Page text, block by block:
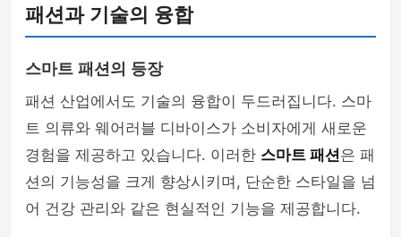
패션과 기술의 융합
스마트 패션의 등장
패션 산업에서도 기술의 융합이 두드러집니다. 스마
트 의류와 웨어러블 디바이스가 소비자에게 새로운
경험을 제공하고 있습니다. 이러한 스마트 패션은 패
션의 기능성을 크게 향상시키며, 단순한 스타일을 넘
어 건강 관리와 같은 현실적인 기능을 제공합니다.